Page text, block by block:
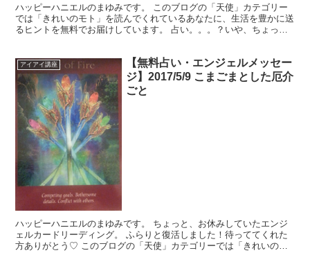
ハッピーハニエルのまゆみです。 このブログの「天使」カテゴリー
では「きれいのモト」を読んでくれているあなたに、生活を豊かに送
るヒントを無料でお届けしています。 占い。。。？いや、ちょっと
アイアイ講座
【無料占い・エンジェルメッセー
ジ】2017/5/9 こまごまとした厄介
ごと
ハッピーハニエルのまゆみです。 ちょっと、お休みしていたエンジ
ェルカードリーディング。 ふらりと復活しました！待っててくれた
方ありがとう♡ このブログの「天使」カテゴリーでは「きれいのモ